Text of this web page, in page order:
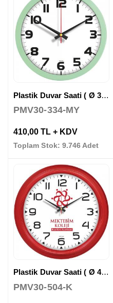
Plastik Duvar Saati ( Ø 35 cm )
PMV30-334-MY
410,00 TL + KDV
Toplam Stok: 9.746 Adet
Plastik Duvar Saati ( Ø 46 cm )
PMV30-504-K